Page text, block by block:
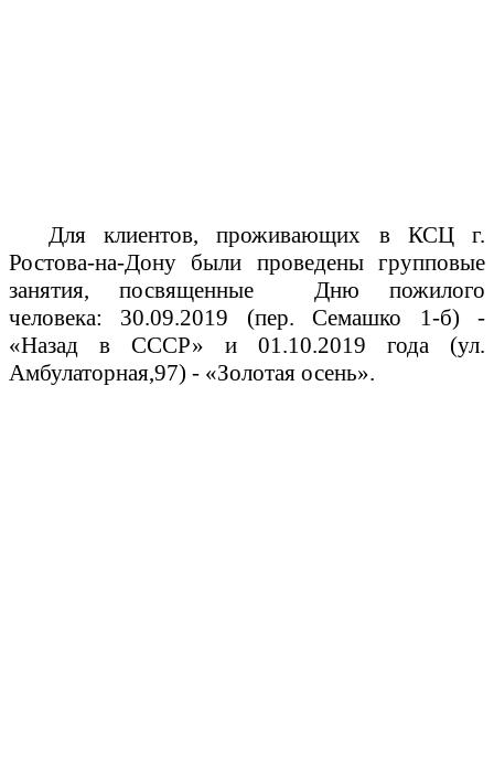
Для клиентов, проживающих в КСЦ г.
Ростова-на-Дону были проведены групповые
занятия, посвященные
Дню пожилого
человека: 30.09.2019 (пер. Семашко 1-б) -
«Назад в СССР» и 01.10.2019 года (ул.
Амбулаторная,97) - «Золотая осень».